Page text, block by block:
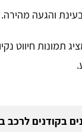
והגעה מהירה.
תמונות חיווט
בקודנים לרכב